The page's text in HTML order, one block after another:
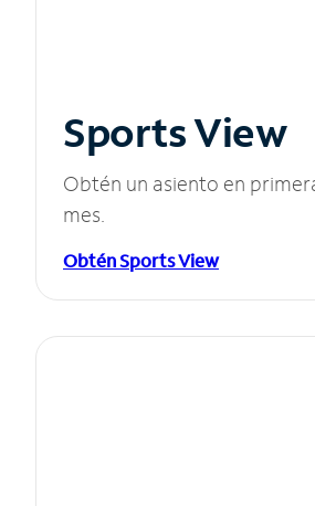
Sports View
Obtén un asiento en
mes.
Obtén Sports View